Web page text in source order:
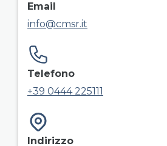
Email
info@cmsr.it
Telefono
+39 0444 225111
Indirizzo